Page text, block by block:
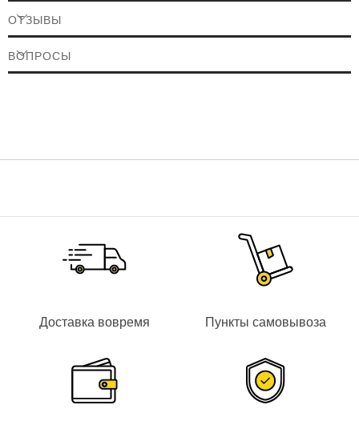
Технические характеристики
Мощность:8 Вт
Напряжение паяльника:
ОТЗЫВЫ
ВОПРОСЫ
Доставка вовремя Пункты самовывоза